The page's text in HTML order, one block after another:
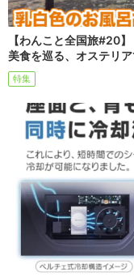
【わんこと全国旅#20
美食を巡る、オステリ
特集